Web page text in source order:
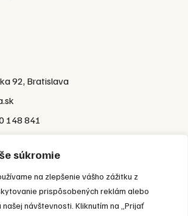
súkromie
na zlepšenie vášho zážitku z
prispôsobených reklám alebo
návštevnosti. Kliknutím na „Prijať
92, Bratislava
148 841